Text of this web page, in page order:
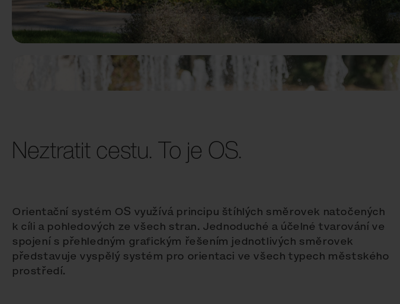
Neztratit cestu. To je OS.
Orientační systém OS využívá principu štíhlých směrovek natočených
k cíli a pohledových ze všech stran. Jednoduché a účelné tvarování ve
spojení s přehledným grafickým řešením jednotlivých směrovek
představuje vyspělý systém pro orientaci ve všech typech městského
prostředí.